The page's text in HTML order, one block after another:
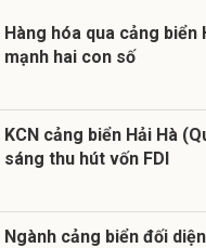
Hàng hóa qua cảng biển
mạnh hai con số
KCN cảng biển Hải Hà
sáng thu hút vốn FDI
Ngành cảng biển đối